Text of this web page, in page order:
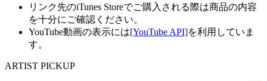
リンク先のiTunes Storeでご購入される際は商品の内容
を十分にご確認ください。
YouTube動画の表示には[YouTube API]を利用していま
す。
ARTIST PICKUP